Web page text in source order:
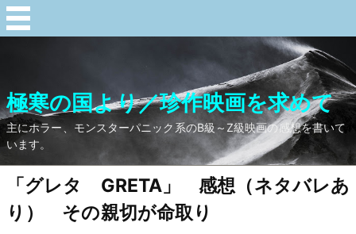
極寒の国より／珍作映画を求めて
主にホラー、モンスターパニック系のB級～Z級映画の感想を書いて
います。
「グレタ GRETA」 感想（ネタバレあ
り） その親切が命取り